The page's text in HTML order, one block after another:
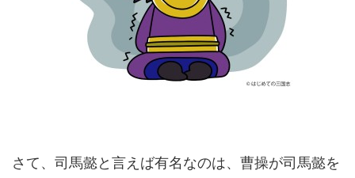
さて、司馬懿と言えば有名なのは、曹操が司馬懿を